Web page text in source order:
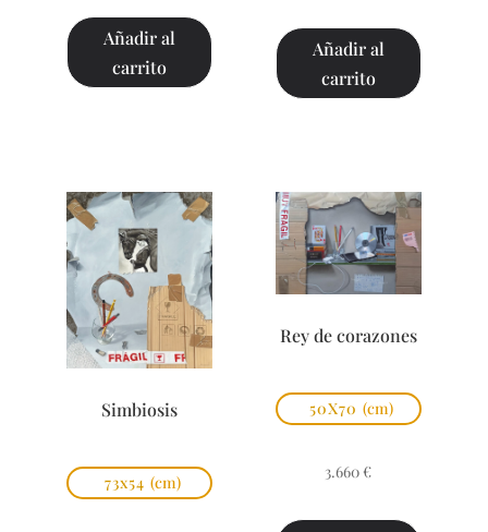
Añadir al
carrito
Añadir al
carrito
Simbiosis
73x54 (cm)
Rey de corazones
50X70 (cm)
3.660 €